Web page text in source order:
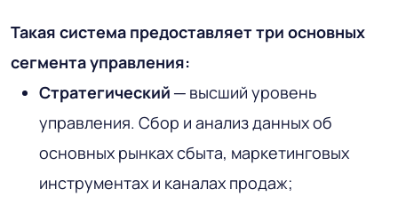
Такая система предоставляет три основных
сегмента управления:
Стратегический ─ высший уровень
управления. Сбор и анализ данных об
основных рынках сбыта, маркетинговых
инструментах и каналах продаж;